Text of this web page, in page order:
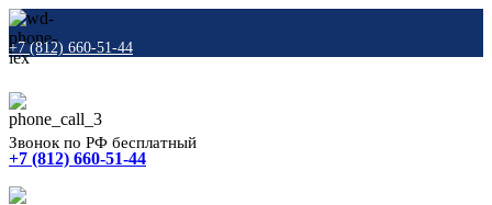
+7 (812) 660-51-44
Звонок по РФ бесплатный
+7 (812) 660-51-44